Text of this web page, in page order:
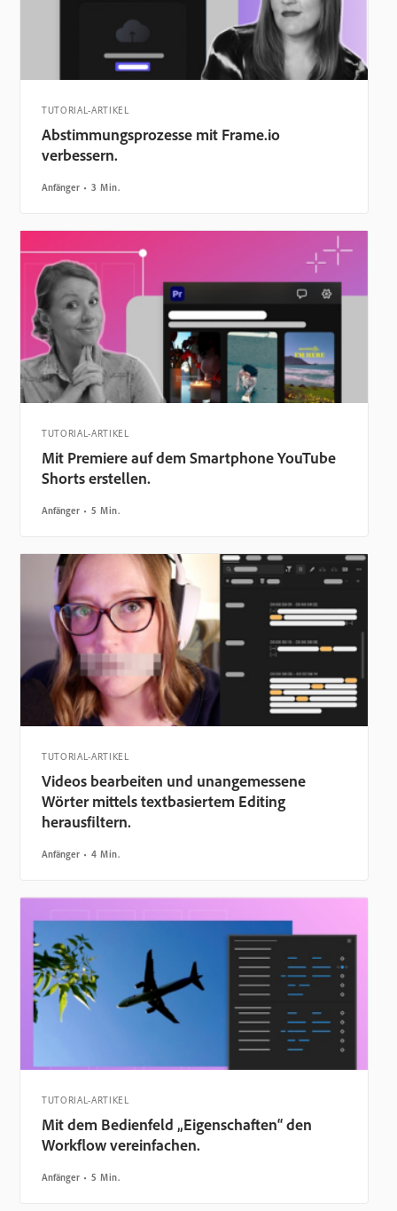
TUTORIAL-ARTIKEL
Abstimmungsprozesse mit Frame.io
verbessern.
Anfänger 3 Min.
TUTORIAL-ARTIKEL
Mit Premiere auf dem Smartphone YouTube
Shorts erstellen.
Anfänger 5 Min.
TUTORIAL-ARTIKEL
Videos bearbeiten und unangemessene
Wörter mittels textbasiertem Editing
herausfiltern.
Anfänger 4 Min.
TUTORIAL-ARTIKEL
Mit dem Bedienfeld „Eigenschaften“ den
Workflow vereinfachen.
Anfänger 5 Min.